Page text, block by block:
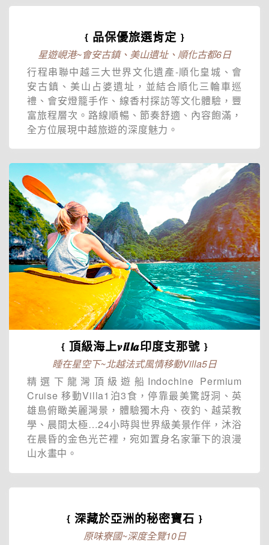
﹛品保優旅選肯定﹜
星遊峴港~會安古鎮、美山遺址、順化古都6日
行程串聯中越三大世界文化遺產-順化皇城、會
安古鎮、美山占婆遺址，並結合順化三輪車巡
禮、會安燈籠手作、線香村探訪等文化體驗，豐
富旅程層次。路線順暢、節奏舒適、內容飽滿，
全方位展現中越旅遊的深度魅力。
﹛頂級海上𝒗𝙞𝒍𝙡𝒂印度支那號﹜
睡在星空下~北越法式風情移動Villa5日
精選下龍灣頂級遊船Indochine Permium
Cruise 移動Villa1泊3食，停靠最美驚訝洞、英
雄島俯瞰美麗灣景，體驗獨木舟、夜釣、越菜教
學、晨間太極…24小時與世界級美景作伴，沐浴
在晨昏的金色光芒裡，宛如置身名家筆下的浪漫
山水畫中。
﹛深藏於亞洲的秘密寶石﹜
原味寮國~深度全覽10日